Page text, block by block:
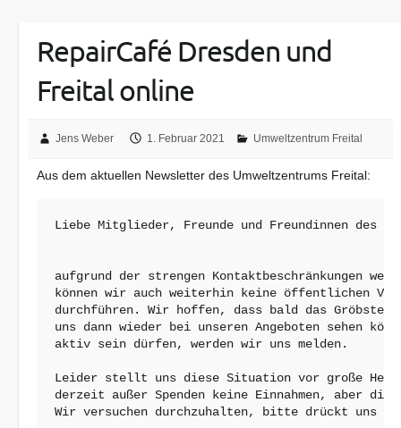
RepairCafé Dresden und
Freital online
Jens Weber 1. Februar 2021 Umweltzentrum Freital
Aus dem aktuellen Newsletter des Umweltzentrums Freital:
Liebe Mitglieder, Freunde und Freundinnen des
aufgrund der strengen Kontaktbeschränkungen
können wir auch weiterhin keine öffentlichen
durchführen. Wir hoffen, dass bald das Gröbste
uns dann wieder bei unseren Angeboten sehen
aktiv sein dürfen, werden wir uns melden.
Leider stellt uns diese Situation vor große
derzeit außer Spenden keine Einnahmen, aber
Wir versuchen durchzuhalten, bitte drückt uns die